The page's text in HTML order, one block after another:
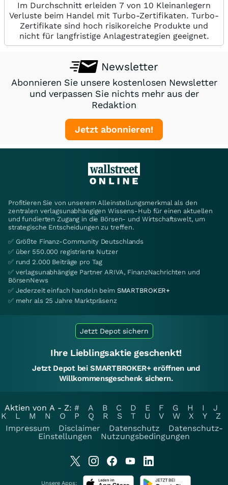
Im Durchschnitt erleiden 7 von 10 Kleinanlegern
Verluste beim Handel mit Turbo-Zertifikaten. Turbo-
Zertifikate sind hoch risikoreiche Produkte und
nicht für langfristige Anlagestrategien geeignet.
Newsletter
Abonnieren Sie unsere kostenlosen Newsletter
und verpassen Sie nichts mehr aus der
Redaktion
Jetzt abonnieren!
Profitieren Sie von unserem Alleinstellungsmerkmal als den
zentralen verlagsunabhängigen Wissens-Hub für einen aktuellen
und fundierten Zugang in die Börsen- und Wirtschaftswelt, um
strategische Entscheidungen zu treffen.
✅ Größte Finanz-Community Deutschlands
✅ über 550.000 registrierte Nutzer
✅ rund 2.000 Beiträge pro Tag
✅ verlagsunabhängige Partner ARIVA, FinanzNachrichten und
BörsenNews
✅ Jederzeit einfach handeln beim SMARTBROKER+
✅ mehr als 25 Jahre Marktpräsenz
Jetzt Depot sichern
Ihre Lieblingsaktie geschenkt!
Jetzt Depot bei SMARTBROKER+ eröffnen und
Willkommensgeschenk sichern.
Aktien von A - Z: # A B C D E F G H I
J
K
L M N O P Q R S T U V W X Y
Z
Impressum
Disclaimer Datenschutz
Datenschutz-
Einstellungen
Nutzungsbedingungen
Unsere Apps: